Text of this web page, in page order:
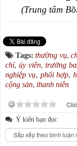
(Trung tâm
Tags:thường vụ,
chí, ủy viên, trưởng
nghiệp vụ, phối hợp,
cộng sản, thanh niên
Ý kiến bạn đọc